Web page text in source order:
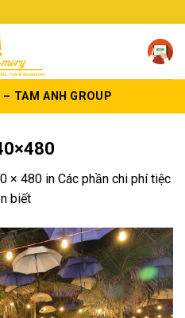
TAM ANH GROUP
× 480 in Các phần chi phí tiệc
biết